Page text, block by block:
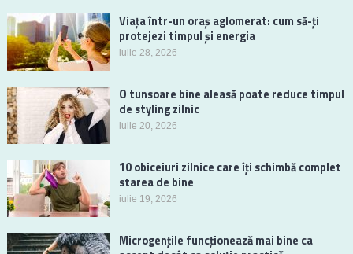
Viața într-un oraș aglomerat: cum să-ți
protejezi timpul și energia
iulie 28, 2026
O tunsoare bine aleasă poate reduce timpul
de styling zilnic
iulie 20, 2026
10 obiceiuri zilnice care îți schimbă complet
starea de bine
iulie 19, 2026
Microgențile funcționează mai bine ca